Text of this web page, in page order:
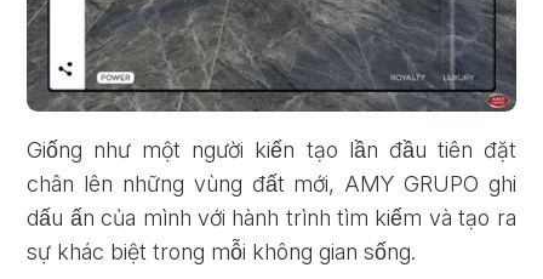
Giống như một người kiến tạo lần đầu tiên đặt
chân lên những vùng đất mới, AMY GRUPO ghi
dấu ấn của mình với hành trình tìm kiếm và tạo ra
sự khác biệt trong mỗi không gian sống.